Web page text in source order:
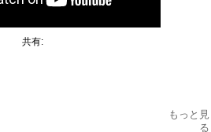
共有:
もっと見
る